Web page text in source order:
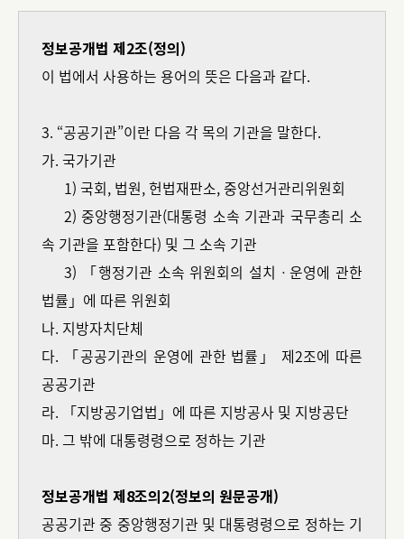
정보공개법 제2조(정의)
이 법에서 사용하는 용어의 뜻은 다음과 같다.
3. “공공기관”이란 다음 각 목의 기관을 말한다.
가. 국가기관
1) 국회, 법원, 헌법재판소, 중앙선거관리위원회
2) 중앙행정기관(대통령 소속 기관과 국무총리 소
속 기관을 포함한다) 및 그 소속 기관
3) 「행정기관 소속 위원회의 설치ㆍ운영에 관한
법률」에 따른 위원회
나. 지방자치단체
다. 「공공기관의 운영에 관한 법률」 제2조에 따른
공공기관
라. 「지방공기업법」에 따른 지방공사 및 지방공단
마. 그 밖에 대통령령으로 정하는 기관
정보공개법 제8조의2(정보의 원문공개)
공공기관 중 중앙행정기관 및 대통령령으로 정하는 기